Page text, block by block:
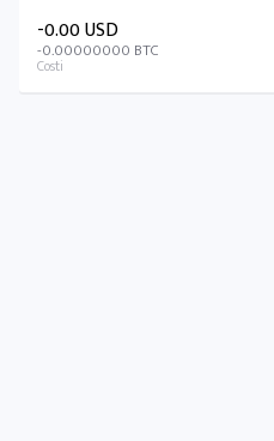
-0.00 USD
-0.00000000 BTC